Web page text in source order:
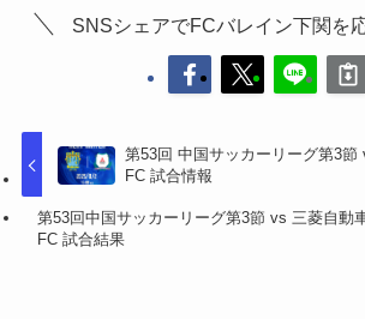
SNSシェアでFCバレイン下関を
第53回 中国サッカーリーグ第3節
FC 試合情報
第53回中国サッカーリーグ第3節 vs 三菱自動
FC 試合結果